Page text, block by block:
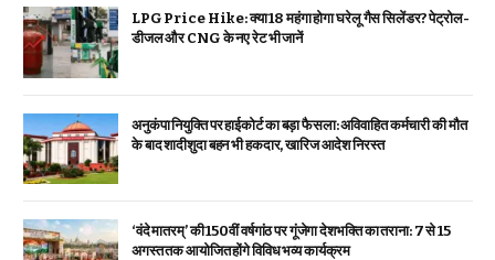
LPG Price Hike: क्या ₹18 महंगा होगा घरेलू गैस सिलेंडर? पेट्रोल-
डीजल और CNG के नए रेट भी जानें
अनुकंपा नियुक्ति पर हाईकोर्ट का बड़ा फैसला: अविवाहित कर्मचारी की मौत
के बाद शादीशुदा बहन भी हकदार, खारिज आदेश निरस्त
‘वंदे मातरम्’ की 150वीं वर्षगांठ पर गूंजेगा देशभक्ति का तराना: 7 से 15
अगस्त तक आयोजित होंगे विविध भव्य कार्यक्रम